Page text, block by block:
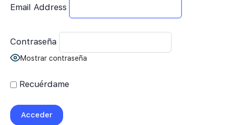
Email Address
Contraseña
Mostrar contraseña
Recuérdame